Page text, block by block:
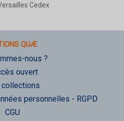
Cedex
QUÆ
nous ?
ouvert
collections
personnelles - RGPD
CGU